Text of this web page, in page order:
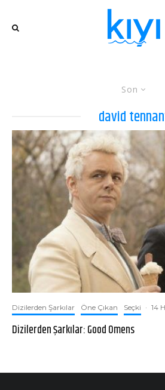
Son
david
Dizilerden Şarkılar Öne Çıkan Seçki · 14
Dizilerden Şarkılar: Good Omens